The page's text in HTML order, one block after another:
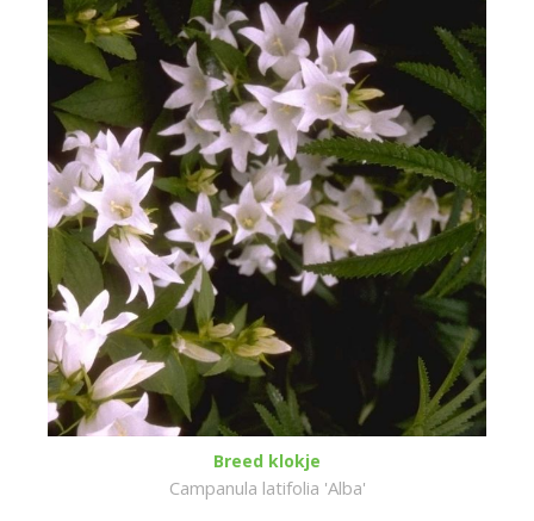
Breed klokje
Campanula latifolia 'Alba'